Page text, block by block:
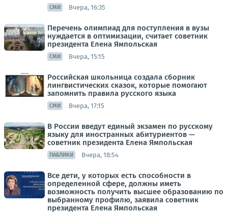
СМИ Вчера, 16:35
Перечень олимпиад для поступления в вузы
нуждается в оптимизации, считает советник
президента Елена Ямпольская
СМИ Вчера, 15:15
Российская школьница создала сборник
лингвистических сказок, которые помогают
запомнить правила русского языка
СМИ Вчера, 17:15
В России введут единый экзамен по русскому
языку для иностранных абитуриентов —
советник президента Елена Ямпольская
ПАБЛИКИ Вчера, 18:54
Все дети, у которых есть способности в
определенной сфере, должны иметь
возможность получить высшее образованию по
выбранному профилю, заявила советник
президента Елена Ямпольская